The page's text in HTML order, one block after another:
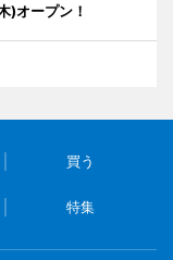
オープン！
買う
特集